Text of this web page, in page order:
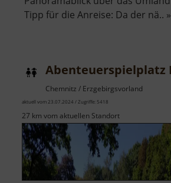
Tipp für die Anreise: Da der nä.. »
Abenteuerspielplatz
Chemnitz / Erzgebirgsvorland
aktuell vom 23.07.2024 / Zugriffe: 5418
27 km vom aktuellen Standort